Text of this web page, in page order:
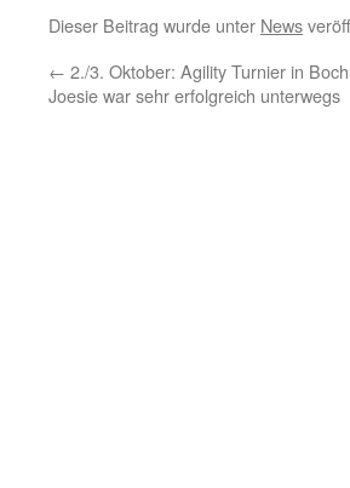
Dieser Beitrag wurde unter News
← 2./3. Oktober: Agility Turnier in
Joesie war sehr erfolgreich unterwegs